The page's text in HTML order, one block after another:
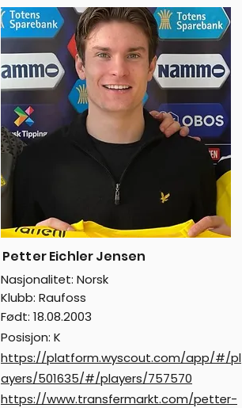
Petter Eichler Jensen
Nasjonalitet: Norsk
Klubb: Raufoss
Født: 18.08.2003
Posisjon: K
https://platform.wyscout.com/app/#/pl
ayers/501635/#/players/757570
https://www.transfermarkt.com/petter-